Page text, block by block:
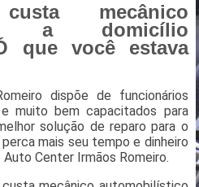
mecânico
a domicílio
que você estava
dispõe de funcionários
muito bem capacitados para
solução de reparo para o
mais seu tempo e dinheiro
Center Irmãos Romeiro.